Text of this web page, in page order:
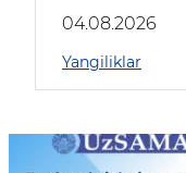
04.08.2026
Yangiliklar